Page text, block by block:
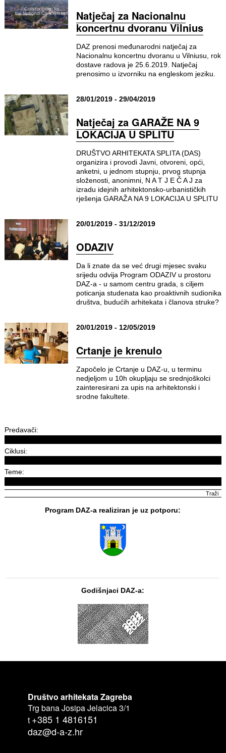
Natječaj za Nacionalnu
koncertnu dvoranu Vilnius
DAZ prenosi međunarodni natječaj za
Nacionalnu koncertnu dvoranu u Vilniusu, rok
dostave radova je 25.6.2019. Natječaj
prenosimo u izvorniku na engleskom jeziku.
28/01/2019 - 29/04/2019
Natječaj za GARAŽE NA 9
LOKACIJA U SPLITU
DRUŠTVO ARHITEKATA SPLITA (DAS)
organizira i provodi Javni, otvoreni, opći,
anketni, u jednom stupnju, prvog stupnja
složenosti, anonimni, N A T J E Č A J za
izradu idejnih arhitektonsko-urbanističkih
rješenja GARAŽA NA 9 LOKACIJA U SPLITU
20/01/2019 - 31/12/2019
ODAZIV
Da li znate da se već drugi mjesec svaku
srijedu odvija Program ODAZIV u prostoru
DAZ-a - u samom centru grada, s ciljem
poticanja studenata kao proaktivnih sudionika
društva, budućih arhitekata i članova struke?
20/01/2019 - 12/05/2019
Crtanje je krenulo
Započelo je Crtanje u DAZ-u, u terminu
nedjeljom u 10h okupljaju se srednjoškolci
zainteresirani za upis na arhitektonski i
srodne fakultete.
Predavači:
Ciklusi:
Teme:
Program DAZ-a realiziran je uz potporu:
Godišnjaci DAZ-a:
Društvo arhitekata Zagreba
Trg bana Josipa Jelacica 3/1
t +385 1 4816151
daz@d-a-z.hr